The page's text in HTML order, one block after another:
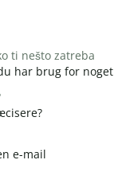
ti nešto zatreba
har brug for noget
e-mail